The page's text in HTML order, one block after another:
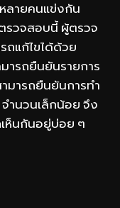
ลายคนแข่งกัน
รวจสอบนี้ ผู้ตรวจ
ถแก้ไขได้ด้วย
ารถยืนยันรายการ
มารถยืนยันการทำ
จำนวนเล็กน้อย จึง
เห็นกันอยู่บ่อย ๆ